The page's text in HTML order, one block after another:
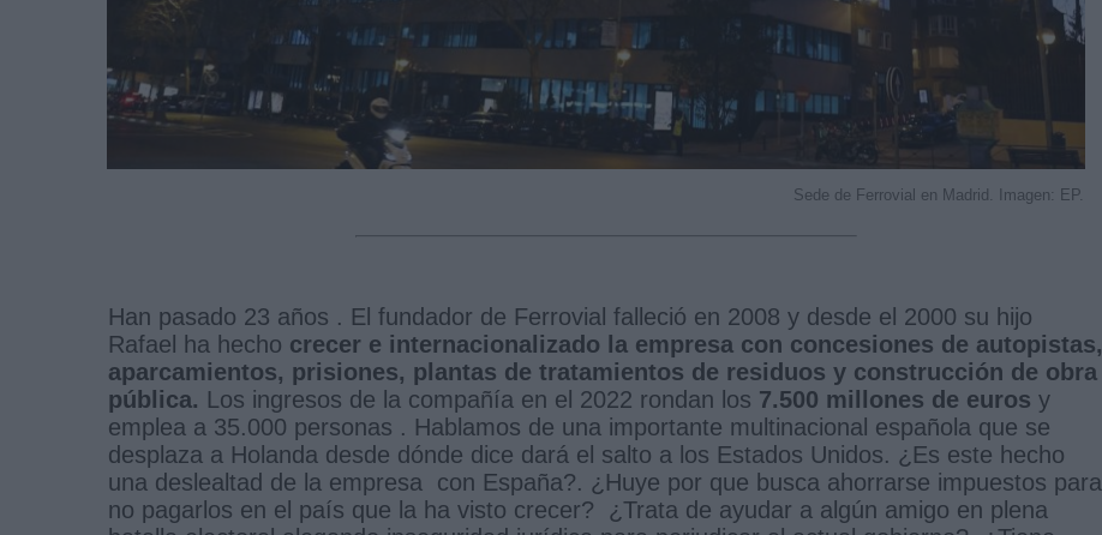
Sede de Ferrovial en Madrid. Imagen: EP.
Han pasado 23 años . El fundador de Ferrovial falleció en 2008 y desde el 2000 su hijo
Rafael ha hecho crecer e internacionalizado la empresa con concesiones de autopistas,
aparcamientos, prisiones, plantas de tratamientos de residuos y construcción de obra
pública. Los ingresos de la compañía en el 2022 rondan los 7.500 millones de euros y
emplea a 35.000 personas . Hablamos de una importante multinacional española que se
desplaza a Holanda desde dónde dice dará el salto a los Estados Unidos. ¿Es este hecho
una deslealtad de la empresa con España?. ¿Huye por que busca ahorrarse impuestos para
no pagarlos en el país que la ha visto crecer? ¿Trata de ayudar a algún amigo en plena